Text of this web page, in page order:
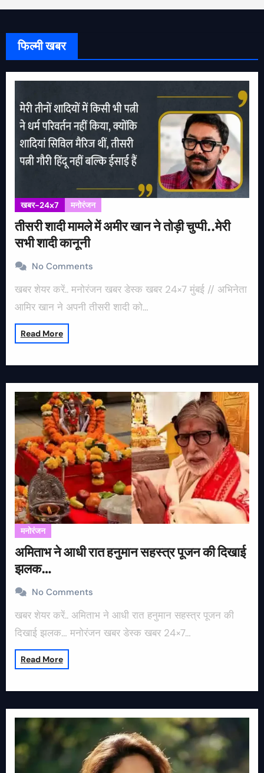
फिल्मी खबर
खबर-24x7 मनोरंजन
तीसरी शादी मामले में अमीर खान ने तोड़ी चुप्पी..मेरी
सभी शादी कानूनी
No Comments
खबर शेयर करें.. मनोरंजन खबर डेस्क खबर 24×7 मुंबई // अभिनेता
आमिर खान ने अपनी तीसरी शादी को…
Read More
मनोरंजन
अमिताभ ने आधी रात हनुमान सहस्त्र पूजन की दिखाई
झलक…
No Comments
खबर शेयर करें.. अमिताभ ने आधी रात हनुमान सहस्त्र पूजन की
दिखाई झलक… मनोरंजन खबर डेस्क खबर 24×7…
Read More